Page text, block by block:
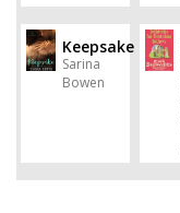
Keepsake
Sarina
Bowen